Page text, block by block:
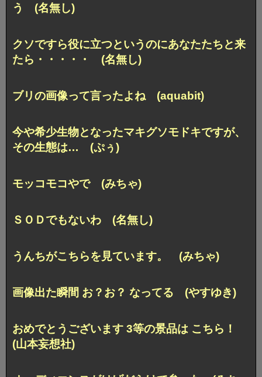
う (名無し)
クソですら役に立つというのにあなたたちと来
たら・・・・・ (名無し)
ブリの画像って言ったよね (aquabit)
今や希少生物となったマキグソモドキですが、
その生態は… (ぷぅ)
モッコモコやで (みちゃ)
ＳＯＤでもないわ (名無し)
うんちがこちらを見ています。 (みちゃ)
画像出た瞬間 お？お？ なってる (やすゆき)
おめでとうございます 3等の景品は こちら！
(山本妄想社)